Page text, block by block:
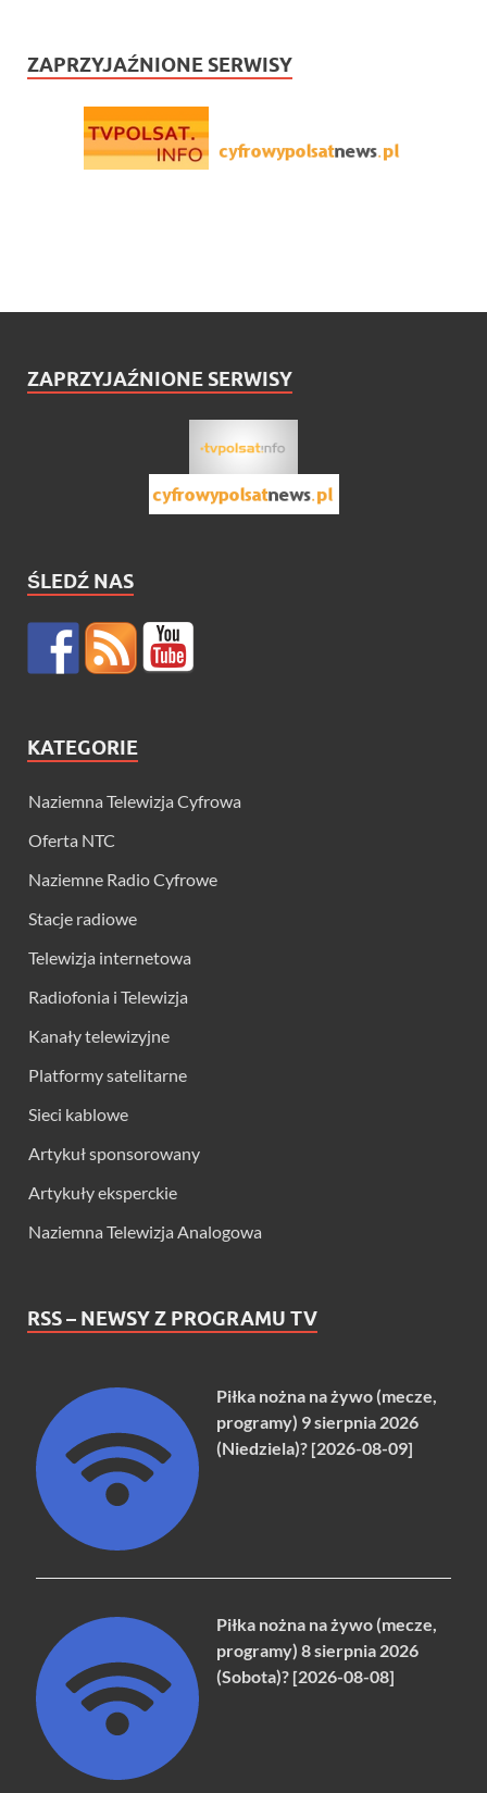
ZAPRZYJAŹNIONE SERWISY
ZAPRZYJAŹNIONE SERWISY
ŚLEDŹ NAS
KATEGORIE
Naziemna Telewizja Cyfrowa
Oferta NTC
Naziemne Radio Cyfrowe
Stacje radiowe
Telewizja internetowa
Radiofonia i Telewizja
Kanały telewizyjne
Platformy satelitarne
Sieci kablowe
Artykuł sponsorowany
Artykuły eksperckie
Naziemna Telewizja Analogowa
RSS – NEWSY Z PROGRAMU TV
Piłka nożna na żywo (mecze,
programy) 9 sierpnia 2026
(Niedziela)? [2026-08-09]
Piłka nożna na żywo (mecze,
programy) 8 sierpnia 2026
(Sobota)? [2026-08-08]